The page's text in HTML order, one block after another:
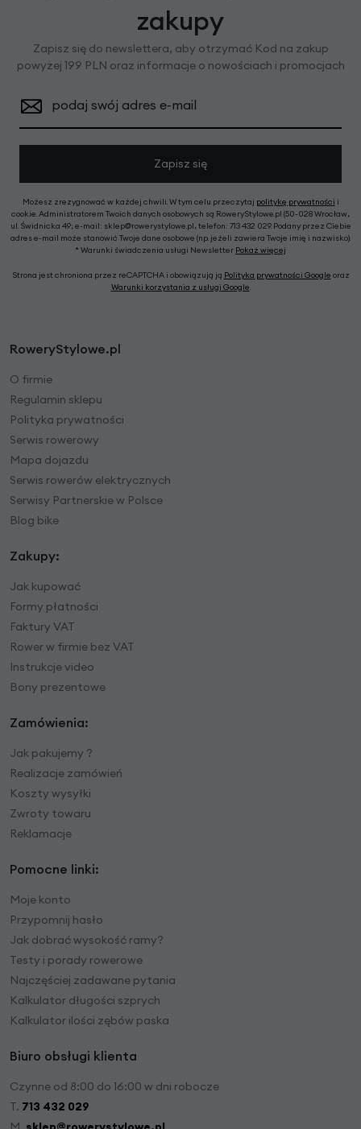
zakupy
Zapisz się do newslettera, aby otrzymać Kod na zakup
powyżej 199 PLN oraz informacje o nowościach i promocjach
podaj swój adres e-mail
Zapisz się
Możesz zrezygnować w każdej chwili. W tym celu przeczytaj politykę prywatności i
cookie. Administratorem Twoich danych osobowych są RoweryStylowe.pl (50-028 Wrocław,
ul. Świdnicka 49; e-mail: sklep@rowerystylowe.pl, telefon: 713 432 029. Podany przez Ciebie
adres e-mail może stanowić Twoje dane osobowe (np. jeżeli zawiera Twoje imię i nazwisko).
* Warunki świadczenia usługi Newsletter Pokaż więcej
Strona jest chroniona przez reCAPTCHA i obowiązują ją Polityka prywatności Google oraz
Warunki korzystania z usługi Google.
RoweryStylowe.pl
O firmie
Regulamin sklepu
Polityka prywatności
Serwis rowerowy
Mapa dojazdu
Serwis rowerów elektrycznych
Serwisy Partnerskie w Polsce
Blog bike
Zakupy:
Jak kupować
Formy płatności
Faktury VAT
Rower w firmie bez VAT
Instrukcje video
Bony prezentowe
Zamówienia:
Jak pakujemy ?
Realizacje zamówień
Koszty wysyłki
Zwroty towaru
Reklamacje
Pomocne linki:
Moje konto
Przypomnij hasło
Jak dobrać wysokość ramy?
Testy i porady rowerowe
Najczęściej zadawane pytania
Kalkulator długości szprych
Kalkulator ilości zębów paska
Biuro obsługi klienta
Czynne od 8:00 do 16:00 w dni robocze
T. 713 432 029